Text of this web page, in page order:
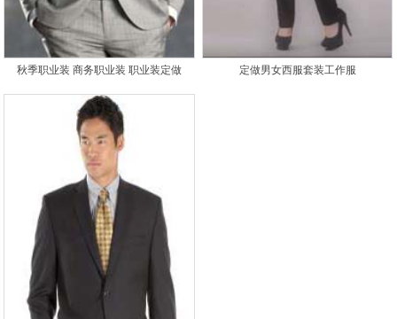
秋季职业装 商务职业装 职业装定做 定做男女西服套装工作服